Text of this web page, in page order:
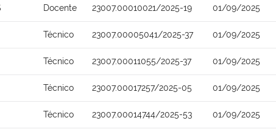
Docente 23007.00010021/2025-19 01/09/2025
Técnico 23007.00005041/2025-37 01/09/2025
Técnico 23007.00011055/2025-37 01/09/2025
Técnico 23007.00017257/2025-05 01/09/2025
Técnico 23007.00014744/2025-53 01/09/2025